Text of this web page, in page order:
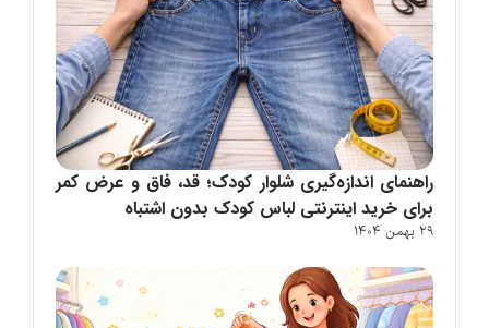
راهنمای اندازه‌گیری شلوار کودک؛ قد، فاق و عرض کمر
برای خرید اینترنتی لباس کودک بدون اشتباه
29 بهمن 1404